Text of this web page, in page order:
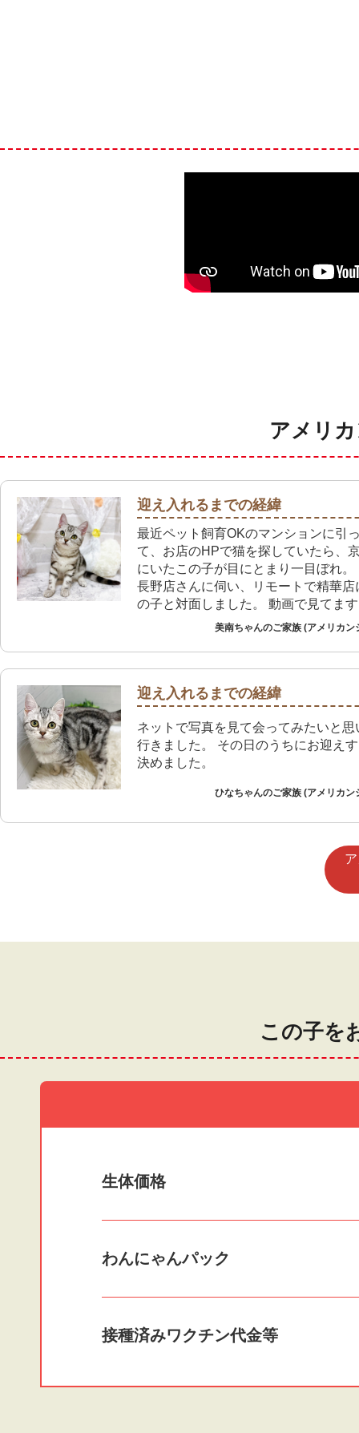
アメリ
迎え入れるまでの経緯
最近ペット飼育OKのマンションに引
て、お店のHPで猫を探していたら、
にいたこの子が目にとまり一目ぼれ。
長野店さんに伺い、リモートで精華店
の子と対面しました。 動画で見てま
入り、この子で決まりという感じで
美南ちゃんのご家族 (アメリカン
迎え入れるまでの経緯
ネットで写真を見て会ってみたいと思
行きました。 その日のうちにお迎え
決めました。
ひなちゃんのご家族 (アメリカン
この子を
生体価格
わんにゃんパック
接種済みワクチン代金等